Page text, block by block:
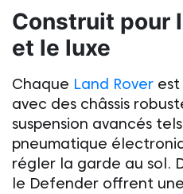
Construit pour
et le luxe
Chaque Land Rover est
avec des châssis
suspension avancés
pneumatique
régler la garde au sol.
le Defender offrent